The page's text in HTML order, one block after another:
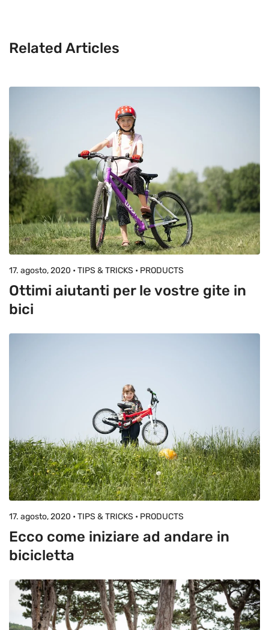
Related Articles
17. agosto, 2020 • TIPS & TRICKS • PRODUCTS
Ottimi aiutanti per le vostre gite in
bici
17. agosto, 2020 • TIPS & TRICKS • PRODUCTS
Ecco come iniziare ad andare in
bicicletta